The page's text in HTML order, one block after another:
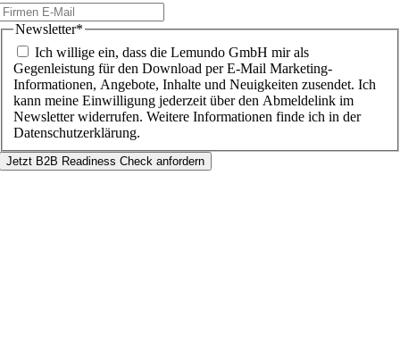
Newsletter*
Ich willige ein, dass die Lemundo GmbH mir als
Gegenleistung für den Download per E-Mail Marketing-
Informationen, Angebote, Inhalte und Neuigkeiten zusendet. Ich
kann meine Einwilligung jederzeit über den Abmeldelink im
Newsletter widerrufen. Weitere Informationen finde ich in der
Datenschutzerklärung.
Jetzt B2B Readiness Check anfordern